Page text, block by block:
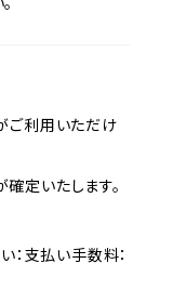
ご利用いただけ
定いたします。
：支払い手数料：